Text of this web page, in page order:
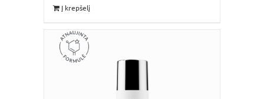
Į krepšelį